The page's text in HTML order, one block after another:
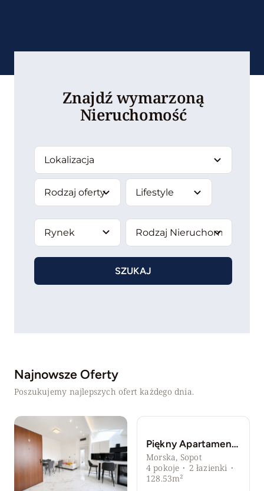
Znajdź wymarzoną
Nieruchomość
SZUKAJ
Najnowsze Oferty
Poszukujemy najlepszych ofert każdego dnia.
Piękny Apartament w Sopocie / Umeblowany / GARAŻ
Morska, Sopot
4 pokoje · 2 łazienki ·
128.53m²